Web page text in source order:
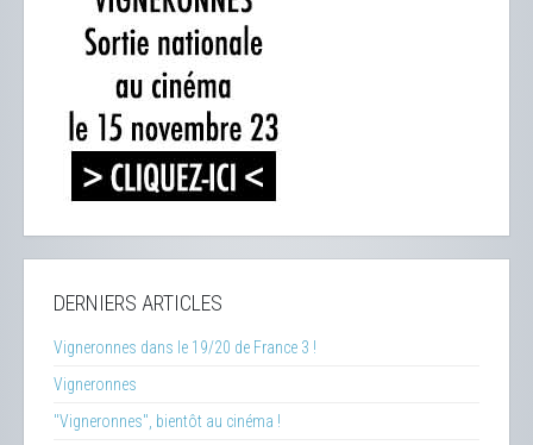
DERNIERS ARTICLES
Vigneronnes dans le 19/20 de France 3 !
Vigneronnes
"Vigneronnes", bientôt au cinéma !